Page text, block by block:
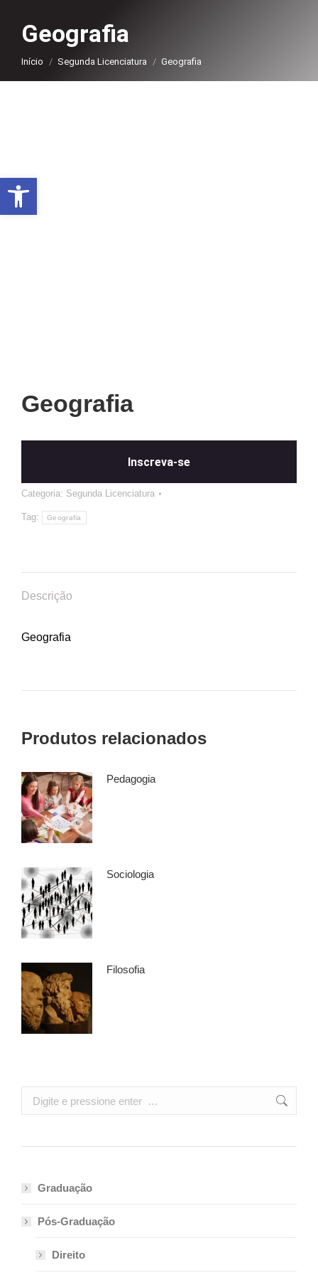
Geografia
Você está aqui:
Início Segunda Licenciatura Geografia
Geografia
Inscreva-se
Categoria: Segunda Licenciatura
Tag: Geografia
Descrição
Geografia
Produtos relacionados
Pedagogia
Sociologia
Filosofia
Search:
Graduação
Pós-Graduação
Direito
Abrir a barra de ferramentas